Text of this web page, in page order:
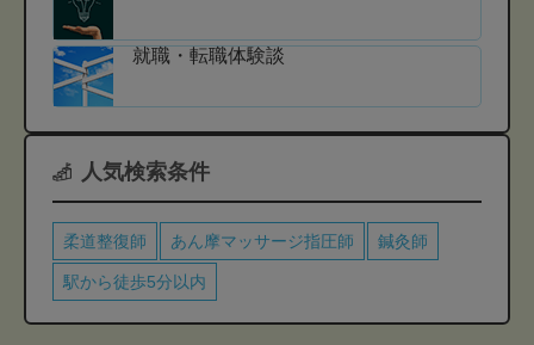
就職・転職体験談
人気検索条件
柔道整復師 あん摩マッサージ指圧師 鍼灸師
駅から徒歩5分以内